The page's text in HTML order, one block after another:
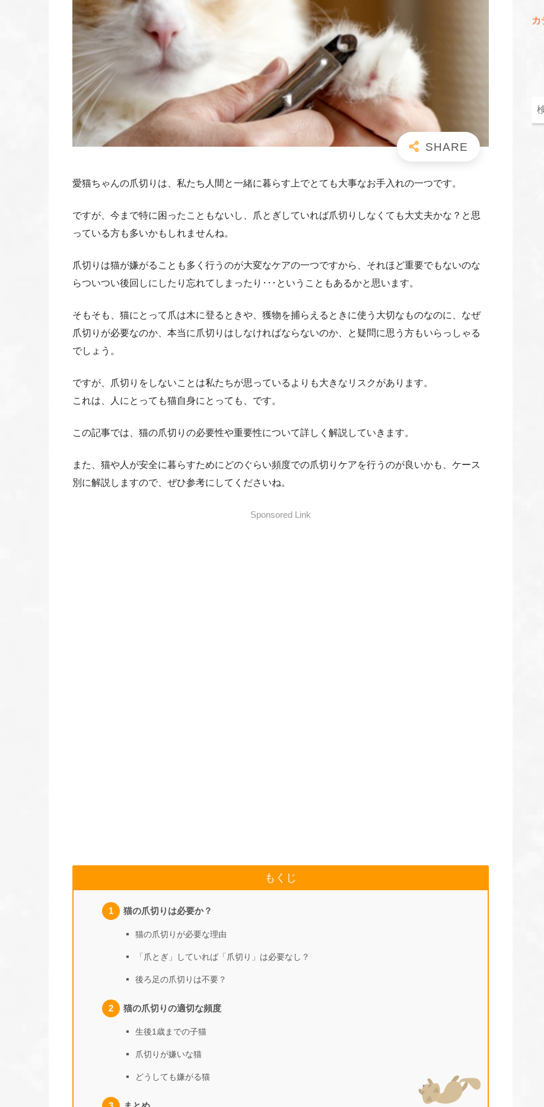
愛猫ちゃんの爪切りは、私たち人間と一緒に暮らす上でとても大事なお手入れの一つです。
ですが、今まで特に困ったこともないし、爪とぎしていれば爪切りしなくても大丈夫かな？と思
っている方も多いかもしれませんね。
爪切りは猫が嫌がることも多く行うのが大変なケアの一つですから、それほど重要でもないのな
らついつい後回しにしたり忘れてしまったり･･･ということもあるかと思います。
そもそも、猫にとって爪は木に登るときや、獲物を捕らえるときに使う大切なものなのに、なぜ
爪切りが必要なのか、本当に爪切りはしなければならないのか、と疑問に思う方もいらっしゃる
でしょう。
ですが、爪切りをしないことは私たちが思っているよりも大きなリスクがあります。
これは、人にとっても猫自身にとっても、です。
この記事では、猫の爪切りの必要性や重要性について詳しく解説していきます。
また、猫や人が安全に暮らすためにどのぐらい頻度での爪切りケアを行うのが良いかも、ケース
別に解説しますので、ぜひ参考にしてくださいね。
Sponsored Link
もくじ
猫の爪切りは必要か？
猫の爪切りが必要な理由
「爪とぎ」していれば「爪切り」は必要なし？
後ろ足の爪切りは不要？
猫の爪切りの適切な頻度
生後1歳までの子猫
爪切りが嫌いな猫
どうしても嫌がる猫
カ